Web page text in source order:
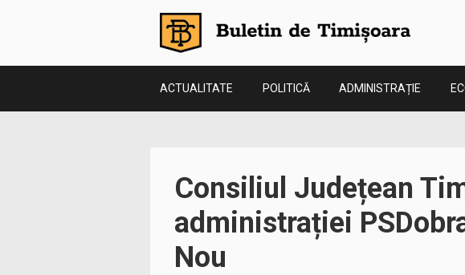
ACTUALITATE POLITICĂ ADMINISTRAȚIE
Consiliul Județean
administrației
Nou